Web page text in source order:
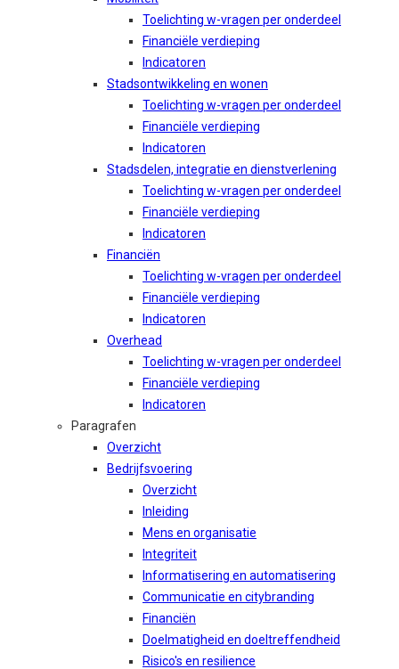
Toelichting w-vragen per onderdeel
Financiële verdieping
Indicatoren
Stadsontwikkeling en wonen
Toelichting w-vragen per onderdeel
Financiële verdieping
Indicatoren
Stadsdelen, integratie en dienstverlening
Toelichting w-vragen per onderdeel
Financiële verdieping
Indicatoren
Financiën
Toelichting w-vragen per onderdeel
Financiële verdieping
Indicatoren
Overhead
Toelichting w-vragen per onderdeel
Financiële verdieping
Indicatoren
Paragrafen
Overzicht
Bedrijfsvoering
Overzicht
Inleiding
Mens en organisatie
Integriteit
Informatisering en automatisering
Communicatie en citybranding
Financiën
Doelmatigheid en doeltreffendheid
Risico's en resilience